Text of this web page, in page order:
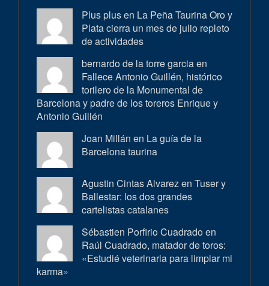
Plus plus en La Peña Taurina Oro y
Plata cierra un mes de julio repleto
de actividades
bernardo de la torre garcia en
Fallece Antonio Guillén, histórico
torilero de la Monumental de
Barcelona y padre de los toreros Enrique y
Antonio Guillén
Joan Millán en La guía de la
Barcelona taurina
Agustin Cintas Alvarez en Tuser y
Ballestar: los dos grandes
cartelistas catalanes
Sébastien Porfirio Cuadrado en
Raúl Cuadrado, matador de toros:
«Estudié veterinaria para limpiar mi
karma»